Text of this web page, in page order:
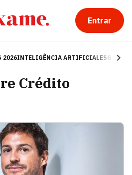
Entrar
2026INTELIGÊNCIA ARTIFICIALESG
Crédito